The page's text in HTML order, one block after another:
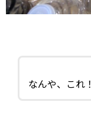
なんや、これ！